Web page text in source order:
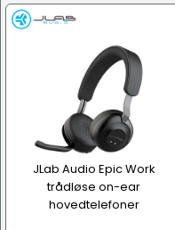
JLab Audio Epic Work
trådløse on-ear
hovedtelefoner